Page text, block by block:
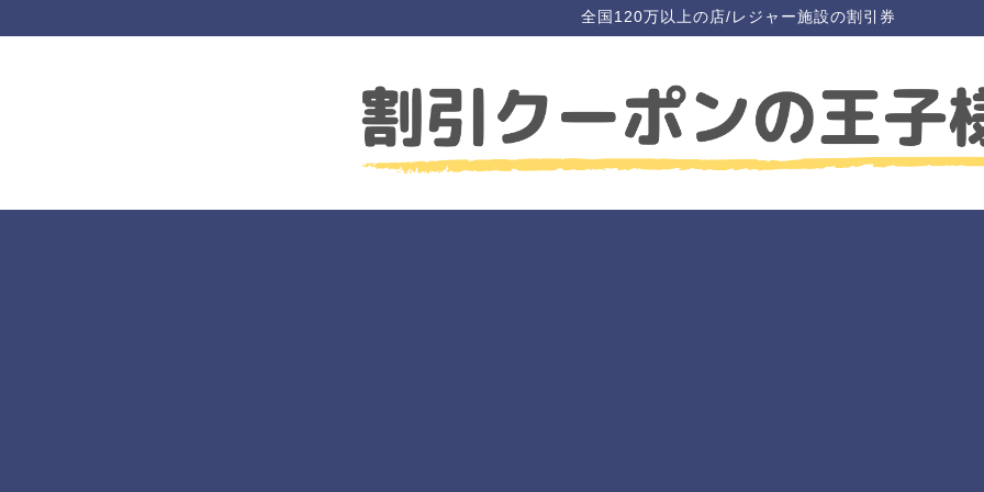
全国120万以上の店/レジャー施設の割引券